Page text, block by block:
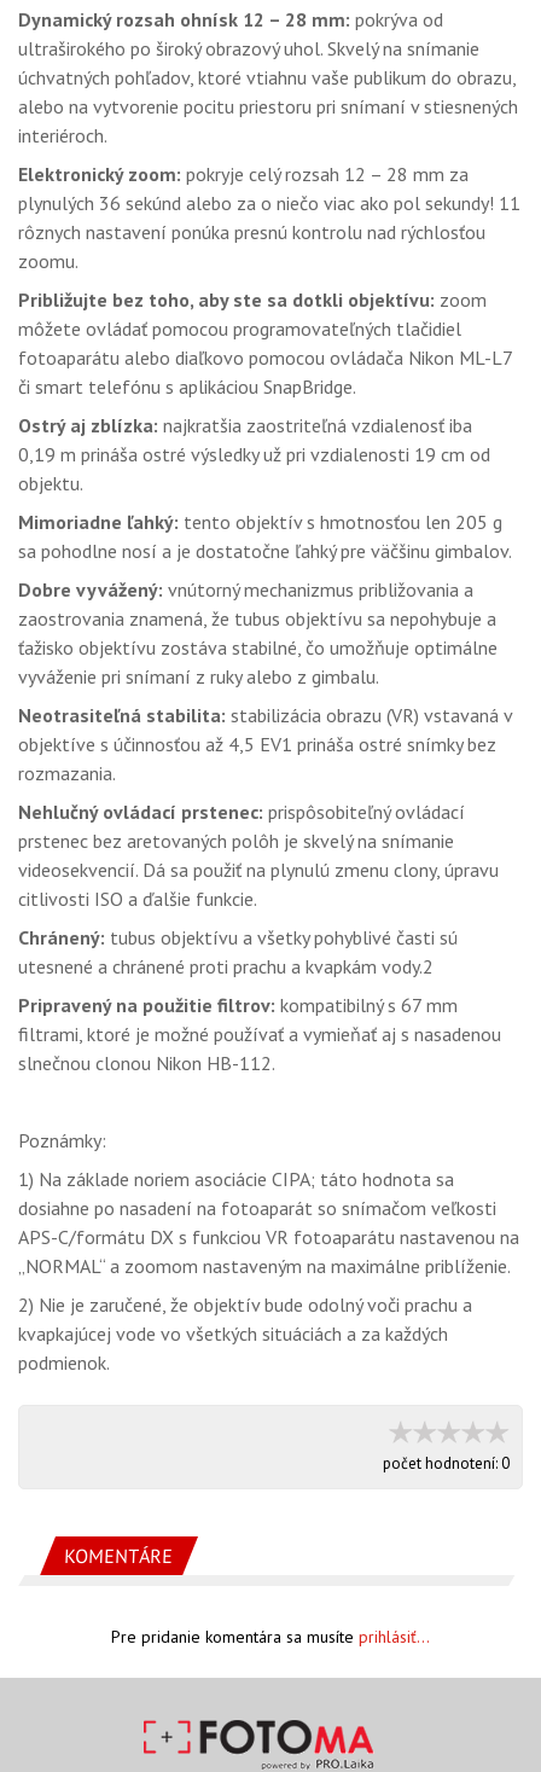
Dynamický rozsah ohnísk 12 – 28 mm: pokrýva od
ultraširokého po široký obrazový uhol. Skvelý na snímanie
úchvatných pohľadov, ktoré vtiahnu vaše publikum do obrazu,
alebo na vytvorenie pocitu priestoru pri snímaní v stiesnených
interiéroch.
Elektronický zoom: pokryje celý rozsah 12 – 28 mm za
plynulých 36 sekúnd alebo za o niečo viac ako pol sekundy! 11
rôznych nastavení ponúka presnú kontrolu nad rýchlosťou
zoomu.
Približujte bez toho, aby ste sa dotkli objektívu: zoom
môžete ovládať pomocou programovateľných tlačidiel
fotoaparátu alebo diaľkovo pomocou ovládača Nikon ML-L7
či smart telefónu s aplikáciou SnapBridge.
Ostrý aj zblízka: najkratšia zaostriteľná vzdialenosť iba
0,19 m prináša ostré výsledky už pri vzdialenosti 19 cm od
objektu.
Mimoriadne ľahký: tento objektív s hmotnosťou len 205 g
sa pohodlne nosí a je dostatočne ľahký pre väčšinu gimbalov.
Dobre vyvážený: vnútorný mechanizmus približovania a
zaostrovania znamená, že tubus objektívu sa nepohybuje a
ťažisko objektívu zostáva stabilné, čo umožňuje optimálne
vyváženie pri snímaní z ruky alebo z gimbalu.
Neotrasiteľná stabilita: stabilizácia obrazu (VR) vstavaná v
objektíve s účinnosťou až 4,5 EV1 prináša ostré snímky bez
rozmazania.
Nehlučný ovládací prstenec: prispôsobiteľný ovládací
prstenec bez aretovaných polôh je skvelý na snímanie
videosekvencií. Dá sa použiť na plynulú zmenu clony, úpravu
citlivosti ISO a ďalšie funkcie.
Chránený: tubus objektívu a všetky pohyblivé časti sú
utesnené a chránené proti prachu a kvapkám vody.2
Pripravený na použitie filtrov: kompatibilný s 67 mm
filtrami, ktoré je možné používať a vymieňať aj s nasadenou
slnečnou clonou Nikon HB-112.
Poznámky:
1) Na základe noriem asociácie CIPA; táto hodnota sa
dosiahne po nasadení na fotoaparát so snímačom veľkosti
APS-C/formátu DX s funkciou VR fotoaparátu nastavenou na
„NORMAL“ a zoomom nastaveným na maximálne priblíženie.
2) Nie je zaručené, že objektív bude odolný voči prachu a
kvapkajúcej vode vo všetkých situáciách a za každých
podmienok.
počet hodnotení:0
KOMENTÁRE
Pre pridanie komentára sa musíte prihlásiť...